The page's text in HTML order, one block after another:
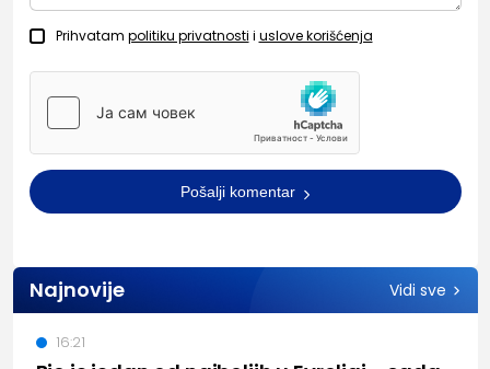
Prihvatam politiku privatnosti i uslove korišćenja
Pošalji komentar
Najnovije Vidi sve
16:21